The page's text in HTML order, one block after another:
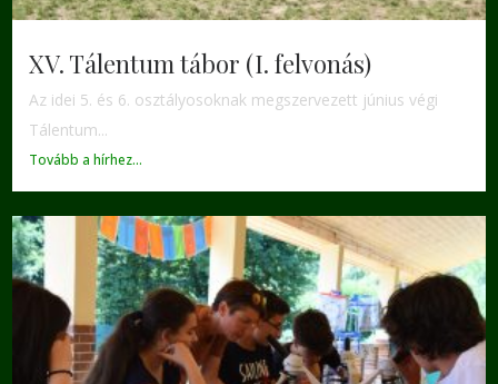
XV. Tálentum tábor (I. felvonás)
Az idei 5. és 6. osztályosoknak megszervezett június végi
Tálentum...
Tovább a hírhez...